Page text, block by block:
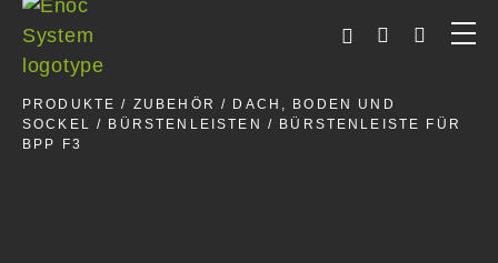
Skip
content
PRODUKTE / ZUBEHÖR / DACH, BODEN UND
SOCKEL / BÜRSTENLEISTEN
/ BÜRSTENLEISTE FÜR
BPP F3